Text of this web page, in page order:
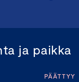
ja paikka
PÄÄTTYY